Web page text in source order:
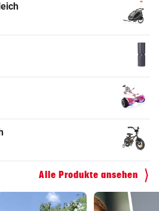
Alle Produkte ansehen